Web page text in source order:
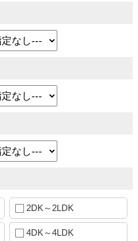
2DK～2LDK
4DK～4LDK